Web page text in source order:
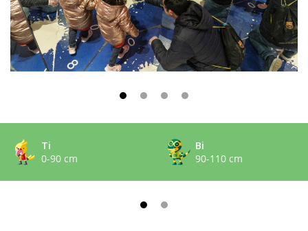
Ti
0-90 cm
Bi
90-110 cm